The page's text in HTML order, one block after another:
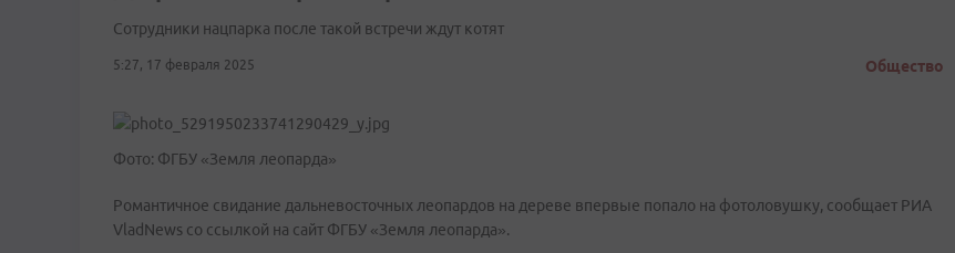
Сотрудники нацпарка после такой встречи ждут котят
5:27, 17 февраля 2025 Общество
Фото: ФГБУ «Земля леопарда»
Романтичное свидание дальневосточных леопардов на дереве впервые попало на фотоловушку, сообщает РИА
VladNews со ссылкой на сайт ФГБУ «Земля леопарда».